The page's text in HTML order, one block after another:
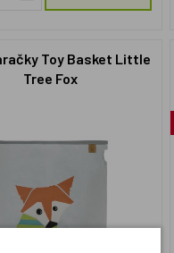
Toy Basket Little
Tree Fox